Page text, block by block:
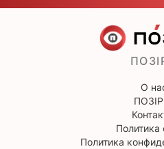
О
Политика
Политика